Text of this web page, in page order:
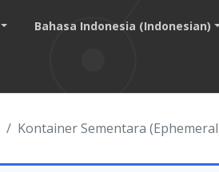
Bahasa Indonesia (Indonesian)
Kontainer Sementara